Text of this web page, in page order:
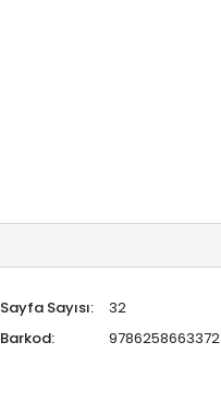
Sayfa Sayısı:
32
Barkod: 9786258663372